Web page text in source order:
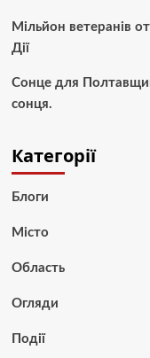
Мільйон ветеранів
Дії
Сонце для
сонця.
Категорії
Блоги
Місто
Область
Огляди
Події